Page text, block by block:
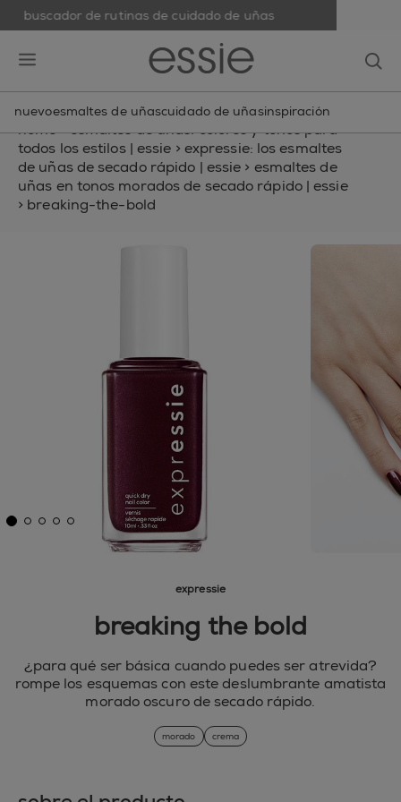
buscador de rutinas de cuidado de uñas
nuevoesmaltes de uñascuidado de uñasinspiración
home>esmaltes de uñas: colores y tonos para
todos los estilos | essie > expressie: los esmaltes
de uñas de secado rápido | essie > esmaltes de
uñas en tonos morados de secado rápido | essie
> breaking-the-bold
expressie
breaking the bold
¿para qué ser básica cuando puedes ser atrevida?
rompe los esquemas con este deslumbrante amatista
morado oscuro de secado rápido.
morado crema